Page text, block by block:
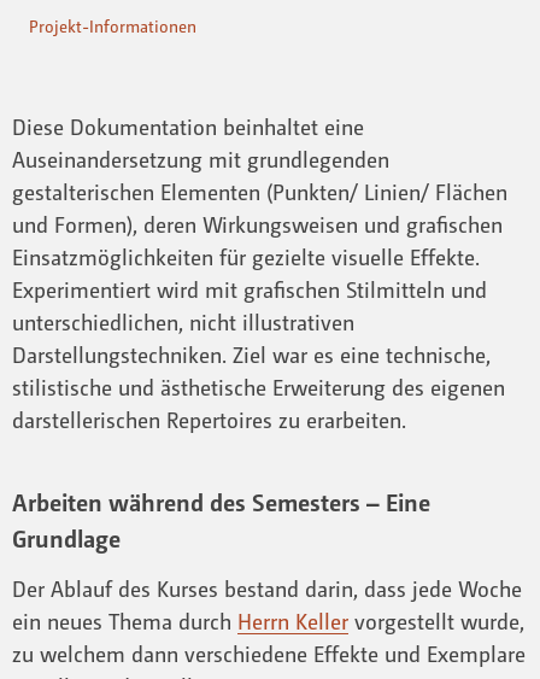
Projekt-Informationen
Diese Dokumentation beinhaltet eine
Auseinandersetzung mit grundlegenden
gestalterischen Elementen (Punkten/ Linien/ Flächen
und Formen), deren Wirkungsweisen und grafischen
Einsatzmöglichkeiten für gezielte visuelle Effekte.
Experimentiert wird mit grafischen Stilmitteln und
unterschiedlichen, nicht illustrativen
Darstellungstechniken. Ziel war es eine technische,
stilistische und ästhetische Erweiterung des eigenen
darstellerischen Repertoires zu erarbeiten.
Arbeiten während des Semesters – Eine
Grundlage
Der Ablauf des Kurses bestand darin, dass jede Woche
ein neues Thema durch Herrn Keller vorgestellt wurde,
zu welchem dann verschiedene Effekte und Exemplare